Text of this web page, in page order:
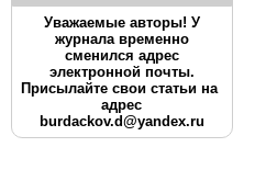
Уважаемые авторы! У
журнала временно
сменился адрес
электронной почты.
Присылайте свои статьи на
адрес
burdackov.d@yandex.ru